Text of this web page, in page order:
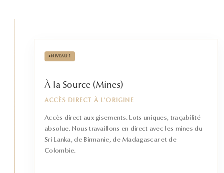
• NIVEAU 1
À la Source (Mines)
ACCÈS DIRECT À L'ORIGINE
Accès direct aux gisements. Lots uniques, traçabilité
absolue. Nous travaillons en direct avec les mines du
Sri Lanka, de Birmanie, de Madagascar et de
Colombie.